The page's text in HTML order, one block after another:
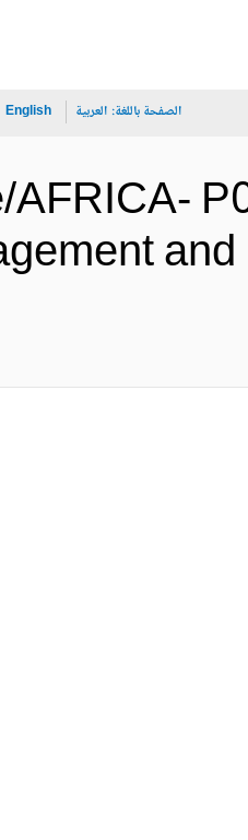
الصفحة باللغة: العربية English